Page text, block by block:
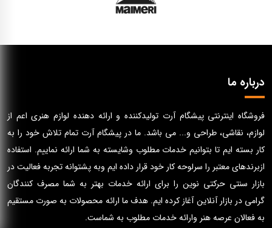
درباره ما
فروشگاه اینترنتی پیشگام آرت تولیدکننده و ارائه دهنده لوازم هنری اعم از
لوازم، نقاشی، طراحی و... می باشد. ما در پیشگام آرت تمام تلاش خود را به
کار بسته ایم تا بتوانیم خدمات مطلوب وشایسته به شما ارائه نماییم. استفاده
ازبرندهای معتبر را سرلوحه کار خود قرار داده ایم وبه پشتوانه تجربه فعالیت در
بازار سنتی حرکتی نوین را برای ارائه خدمات بهتر به شما مصرف کنندگان
گرامی در بازار آنلاین آغاز کرده ایم. هدف ما ارائه محصولات به صورت مستقیم
به فعالان عرصه هنر وارائه خدمات مطلوب به شماست.